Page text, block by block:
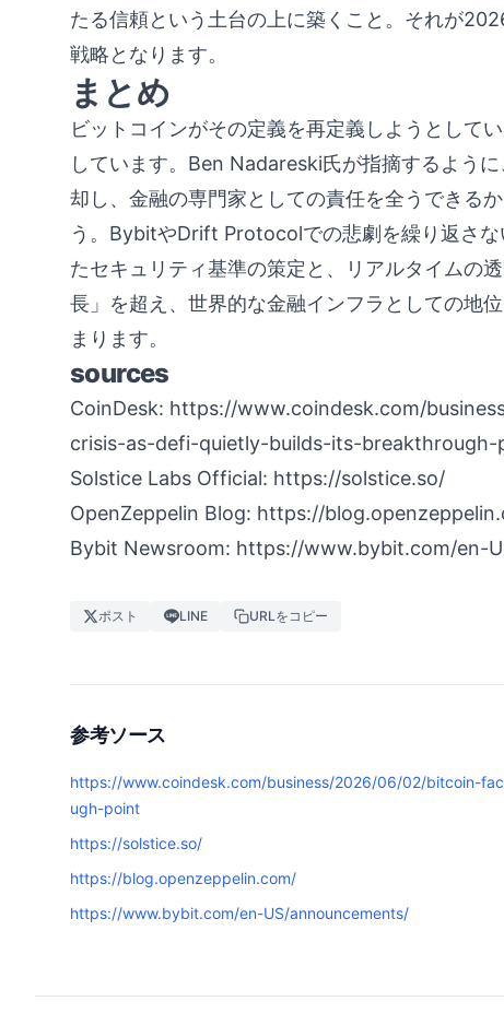
たる信頼という土台の上に築くこと。それが
戦略となります。
まとめ
ビットコインがその定義を再定義しようとして
しています。Ben Nadareski氏が指摘するよう
却し、金融の専門家としての責任を全うできる
う。BybitやDrift Protocolでの悲劇を繰り返さ
たセキュリティ基準の策定と、リアルタイムの
長」を超え、世界的な金融インフラとしての地
まります。
sources
CoinDesk: https://www.coindesk.com/
crisis-as-defi-quietly-builds-its-breakthrough-
Solstice Labs Official: https://solstice.so/
OpenZeppelin Blog: https://
Bybit Newsroom: https://www.bybit.com/en-
ポスト LINE URLをコピー
参考ソース
https://www.coindesk.com/business/2026/06/02/bitcoin-
ugh-point
https://solstice.so/
https://blog.openzeppelin.com/
https://www.bybit.com/en-US/announcements/